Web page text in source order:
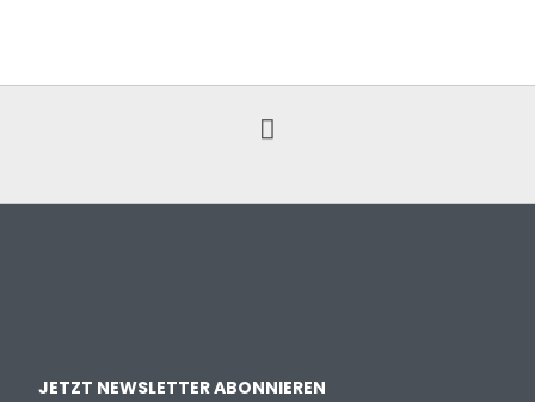
JETZT NEWSLETTER ABONNIEREN